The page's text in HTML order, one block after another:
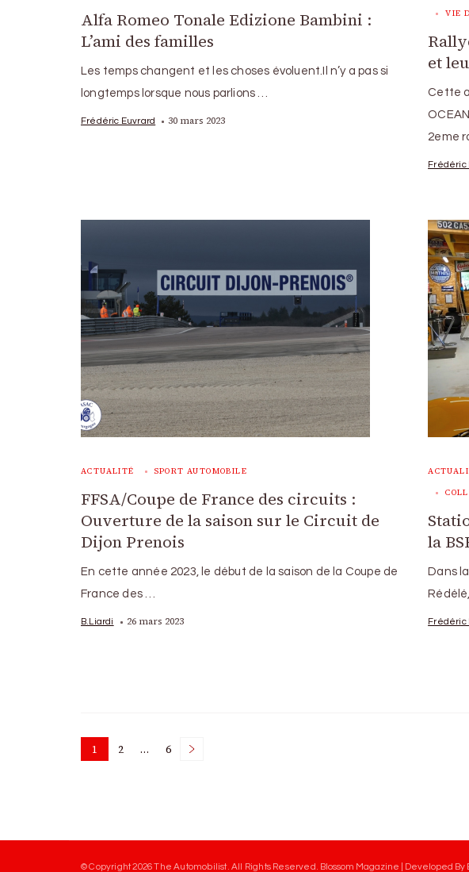
Alfa Romeo Tonale Edizione Bambini :
L’ami des familles
Les temps changent et les choses évoluent.Il n’y a pas si
longtemps lorsque nous parlions …
Frédéric Euvrard 30 mars 2023
VIE
et
Cette
2eme
Frédéric
ACTUALITÉ SPORT AUTOMOBILE
FFSA/Coupe de France des circuits :
Ouverture de la saison sur le Circuit de
Dijon Prenois
En cette année 2023, le début de la saison de la Coupe de
France des …
B.Liardi 26 mars 2023
la
Dans
Frédéric
Posts
Page
1 Page
2 … Page
6
© Copyright 2026The Automobilist. All Rights Reserved. Blossom Magazine | Developed By